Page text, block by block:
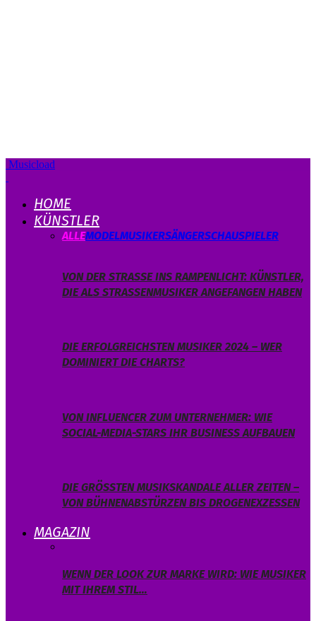
Musicload
HOME
KÜNSTLER
ALLEMODELMUSIKERSÄNGERSCHAUSPIELER
VON DER STRASSE INS RAMPENLICHT: KÜNSTLER, D
IE ALS STRASSENMUSIKER ANGEFANGEN HABEN
DIE ERFOLGREICHSTEN MUSIKER 2024 – WER
DOMINIERT DIE CHARTS?
VON INFLUENCER ZUM UNTERNEHMER: WIE
SOCIAL-MEDIA-STARS IHR BUSINESS AUFBAUEN
DIE GRÖSSTEN MUSIKSKANDALE ALLER ZEITEN – V
ON BÜHNENABSTÜRZEN BIS DROGENEXZESSEN
MAGAZIN
WENN DER LOOK ZUR MARKE WIRD: WIE MUSIKER
MIT IHREM STIL…